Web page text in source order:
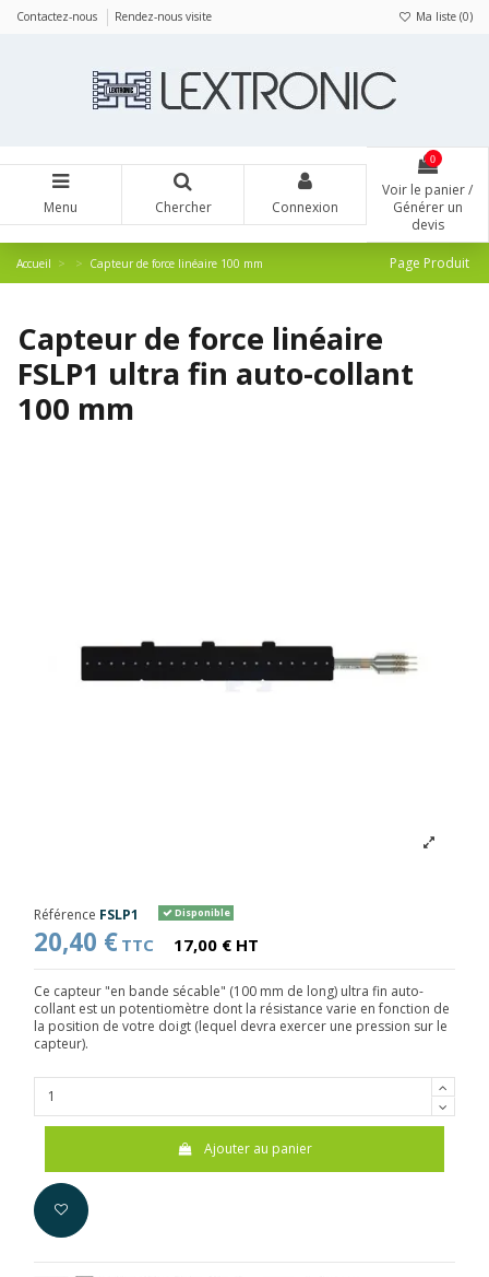
Contactez-nous Rendez-nous visite Ma liste (0)
Menu Chercher Connexion
0
Voir le panier /
Générer un
devis
Accueil Capteur de force linéaire 100 mm Page Produit
Capteur de force linéaire
FSLP1 ultra fin auto-collant
100 mm
Référence FSLP1 Disponible
20,40 € TTC 17,00 € HT
Ce capteur "en bande sécable" (100 mm de long) ultra fin auto-
collant est un potentiomètre dont la résistance varie en fonction de
la position de votre doigt (lequel devra exercer une pression sur le
capteur).
Ajouter au panier
Panneau de gestion des cookies